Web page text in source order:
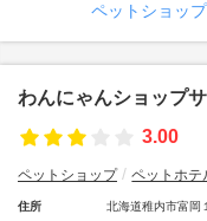
ペットショッ
わんにゃんショップ
3.00
ペットショップ ペットホテ
住所 北海道稚内市富岡